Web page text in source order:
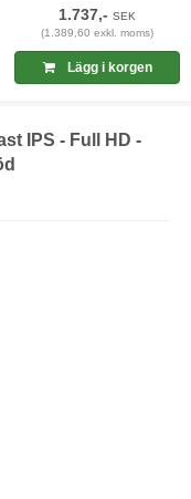
1.737,-SEK
(1.389,60 exkl. moms)
Lägg i korgen
IPS - Full HD -